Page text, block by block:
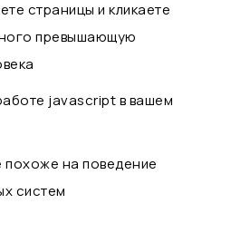
страницы и кликаете
превышающую
javascript в вашем
на поведение
систем